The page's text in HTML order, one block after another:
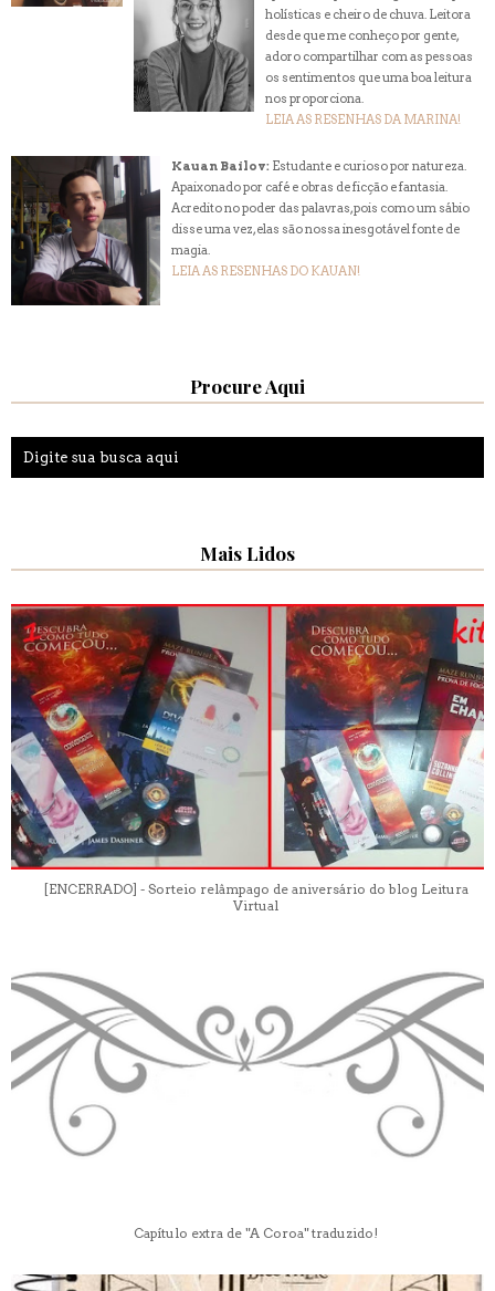
holísticas e cheiro de chuva. Leitora
desde que me conheço por gente,
adoro compartilhar com as pessoas
os sentimentos que uma boa leitura
nos proporciona.
LEIA AS RESENHAS DA MARINA!
Kauan Bailov: Estudante e curioso por natureza.
Apaixonado por café e obras de ficção e fantasia.
Acredito no poder das palavras, pois como um sábio
disse uma vez, elas são nossa inesgotável fonte de
magia.
LEIA AS RESENHAS DO KAUAN!
Procure Aqui
Mais Lidos
[ENCERRADO] - Sorteio relâmpago de aniversário do blog Leitura
Virtual
Capítulo extra de "A Coroa" traduzido!